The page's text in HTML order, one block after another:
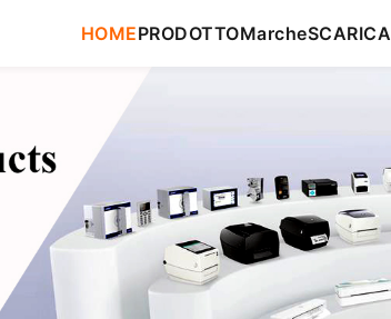
HOMEPRODOTTOMarcheSCARICA